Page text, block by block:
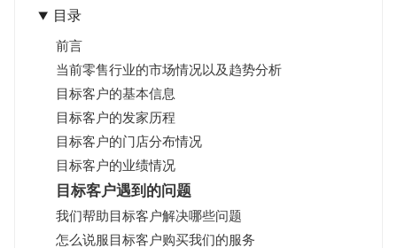
目录
前言
当前零售行业的市场情况以及趋势分析
目标客户的基本信息
目标客户的发家历程
目标客户的门店分布情况
目标客户的业绩情况
目标客户遇到的问题
我们帮助目标客户解决哪些问题
怎么说服目标客户购买我们的服务